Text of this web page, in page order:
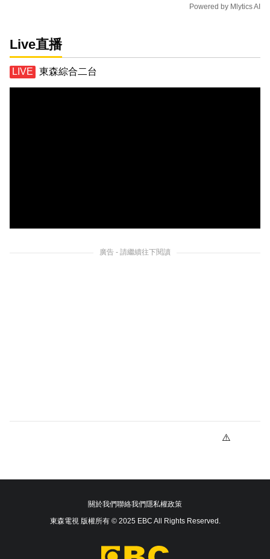
Powered by Mlytics AI
Live直播
東森綜合二台
廣告 - 請繼續往下閱讀
關於我們聯絡我們隱私權政策
東森電視 版權所有 © 2025 EBC All Rights Reserved.